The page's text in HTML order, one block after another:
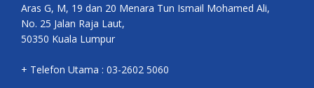
Aras G, M, 19 dan 20 Menara Tun Ismail Mohamed Ali,
No. 25 Jalan Raja Laut,
50350 Kuala Lumpur
+ Telefon Utama : 03-2602 5060